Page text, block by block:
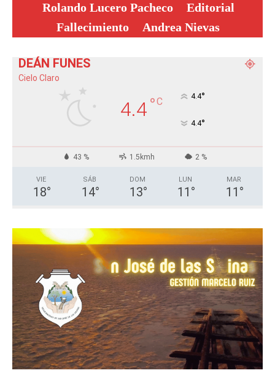
Rolando Lucero Pacheco
Editorial
Fallecimiento
Andrea Nievas
DEÁN FUNES
Cielo Claro
4.4°C 4.4°
4.4°
43 % 1.5kmh 2 %
VIE
18°
SÁB
14°
DOM
13°
LUN
11 °
MAR
11 °